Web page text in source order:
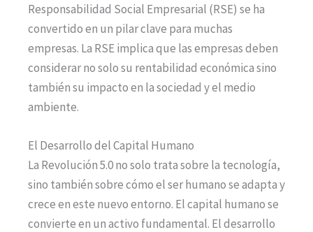
Responsabilidad Social Empresarial (RSE) se ha
convertido en un pilar clave para muchas
empresas. La RSE implica que las empresas deben
considerar no solo su rentabilidad económica sino
también su impacto en la sociedad y el medio
ambiente.
El Desarrollo del Capital Humano
La Revolución 5.0 no solo trata sobre la tecnología,
sino también sobre cómo el ser humano se adapta y
crece en este nuevo entorno. El capital humano se
convierte en un activo fundamental. El desarrollo